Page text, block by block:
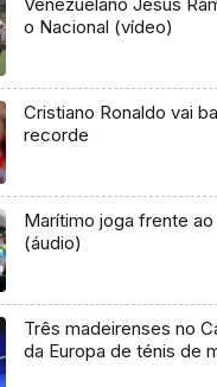
o Nacional (vídeo)
Cristiano Ronaldo vai
recorde
Marítimo joga frente
(áudio)
Três madeirenses no
da Europa de ténis de